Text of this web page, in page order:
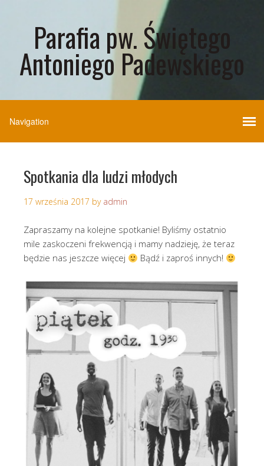
Parafia pw. Świętego
Antoniego Padewskiego
Spotkania dla ludzi młodych
17 września 2017 by admin
Zapraszamy na kolejne spotkanie! Byliśmy ostatnio
mile zaskoczeni frekwencją i mamy nadzieję, że teraz
będzie nas jeszcze więcej
Bądź i zaproś innych!